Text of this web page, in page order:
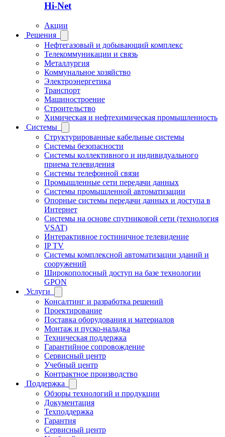
Hi-Net
Акции
Решения
Нефтегазовый и добывающий комплекс
Телекоммуникации и связь
Металлургия
Коммунальное хозяйство
Электроэнергетика
Транспорт
Машиностроение
Строительство
Химическая и нефтехимическая промышленность
Системы
Структурированные кабельные системы
Системы безопасности
Системы коллективного и индивидуального
приема телевидения
Системы телефонной связи
Промышленные сети передачи данных
Системы промышленной автоматизации
Опорные системы передачи данных и доступа в
Интернет
Системы на основе спутниковой сети (технология
VSAT)
Интерактивное гостиничное телевидение
IP TV
Системы комплексной автоматизации зданий и
сооружений
Широкополосный доступ на базе технологии
GPON
Услуги
Консалтинг и разработка решений
Проектирование
Поставка оборудования и материалов
Монтаж и пуско-наладка
Техническая поддержка
Гарантийное сопровождение
Сервисный центр
Учебный центр
Контрактное производство
Поддержка
Обзоры технологий и продукции
Документация
Техподдержка
Гарантия
Сервисный центр